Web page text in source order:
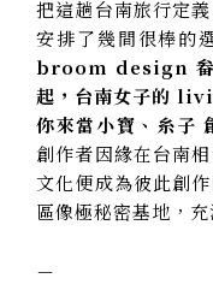
把這趟台南旅行定
安排了幾間很棒的
broom design 畚
起，台南女子的
你來當小寶、糸子
創作者因緣在台南
文化便成為彼此創
區像極秘密基地，
－